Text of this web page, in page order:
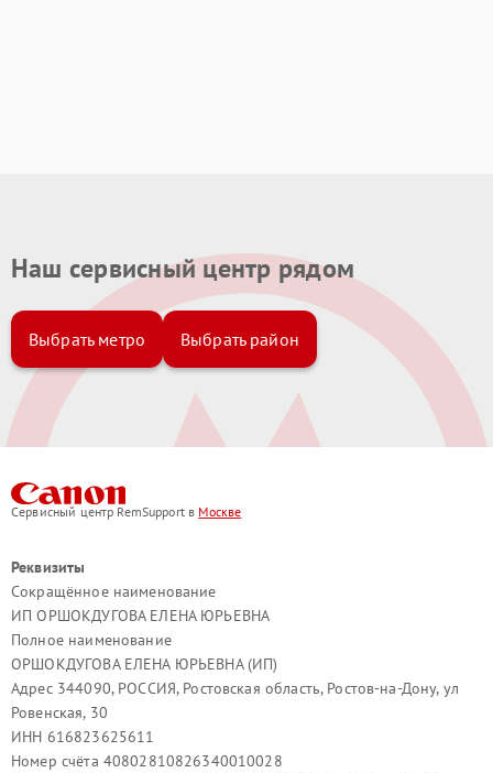
Наш сервисный центр рядом
Выбрать метро Выбрать район
Сервисный центр RemSupport в Москве
Реквизиты
Сокращённое наименование
ИП ОРШОКДУГОВА ЕЛЕНА ЮРЬЕВНА
Полное наименование
ОРШОКДУГОВА ЕЛЕНА ЮРЬЕВНА (ИП)
Адрес 344090, РОССИЯ, Ростовская область, Ростов-на-Дону, ул
Ровенская, 30
ИНН 616823625611
Номер счёта 40802810826340010028